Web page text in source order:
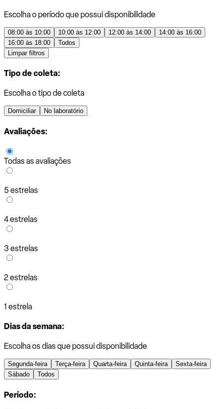
Escolha o período que possui disponibilidade
08:00 às 10:00 10:00 às 12:00 12:00 às 14:00
14:00 às 16:00
16:00 às 18:00
Todos
Limpar filtros
Tipo de coleta:
Escolha o tipo de coleta
Domiciliar No laboratório
Avaliações:
Todas as avaliações
5 estrelas
4 estrelas
3 estrelas
2 estrelas
1 estrela
Dias da semana:
Escolha os dias que possui disponibilidade
Segunda-feira Terça-feira Quarta-feira Quinta-feira
Sexta-feira
Sábado
Todos
Período: